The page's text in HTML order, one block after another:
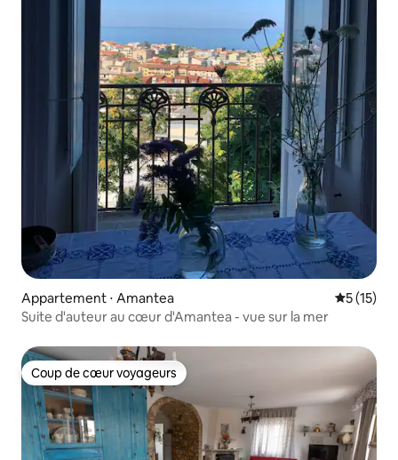
Appartement ⋅ Amantea
5 (15)
Suite d'auteur au cœur d'Amantea - vue sur la mer
Coup de cœur voyageurs
Coup de cœur voyageurs